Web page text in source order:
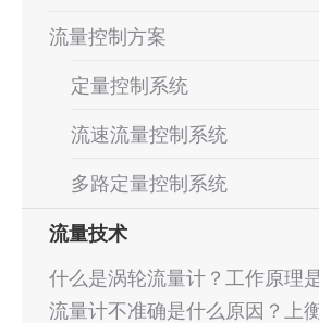
流量控制方案
定量控制系统
流速流量控制系统
多路定量控制系统
流量技术
什么是涡轮流量计？工作原理
流量计不准确是什么原因？上